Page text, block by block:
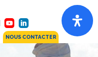
NOUS CONTACTER